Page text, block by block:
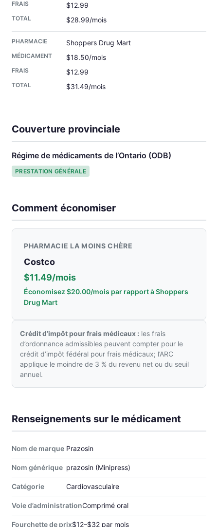
$12.99
$28.99/mois
Shoppers Drug Mart
$18.50/mois
$12.99
$31.49/mois
Couverture provinciale
Régime de médicaments de l’Ontario (ODB)
PRESTATION GÉNÉRALE
Comment économiser
PHARMACIE LA MOINS CHÈRE
Costco
$11.49/mois
Économisez $20.00/mois par rapport à Shoppers
Drug Mart
Crédit d’impôt pour frais médicaux : les frais
d’ordonnance admissibles peuvent compter pour le
crédit d’impôt fédéral pour frais médicaux; l’ARC
applique le moindre de 3 % du revenu net ou du seuil
annuel.
Renseignements sur le médicament
Nom de marque Prazosin
Nom générique prazosin (Minipress)
Catégorie Cardiovasculaire
Voie d’administrationComprimé oral
Fourchette de prix$12–$32 par mois